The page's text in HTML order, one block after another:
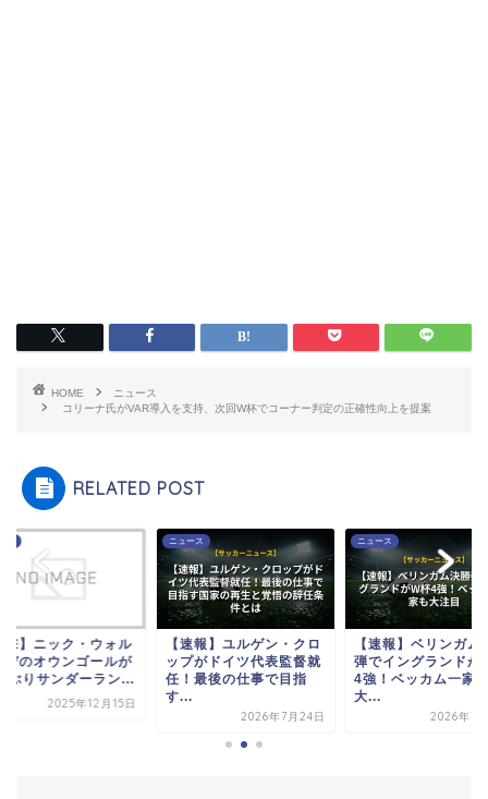
HOME
ニュース
コリーナ氏がVAR導入を支持、次回W杯でコーナー判定の正確性向上を提案
RELATED POST
撃】ニック・ウォル
デのオウンゴールが
ぶりサンダーラン...
2025年12月15日
ニュース
【速報】ユルゲン・クロ
ップがドイツ代表監督就
任！最後の仕事で目指
す...
2026年7月24日
ニュース
【速報】ベリンガム
弾でイングランドが
4強！ベッカム一家
大...
2026年7